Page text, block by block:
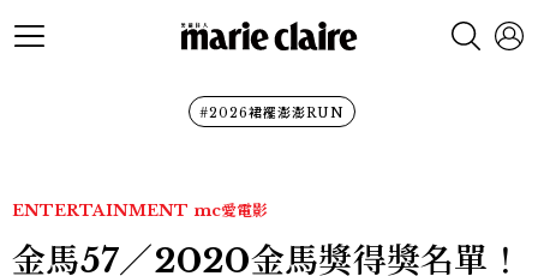
#2026裙襬澎澎RUN
ENTERTAINMENT mc愛電影
金馬57／2020金馬獎得獎名單！